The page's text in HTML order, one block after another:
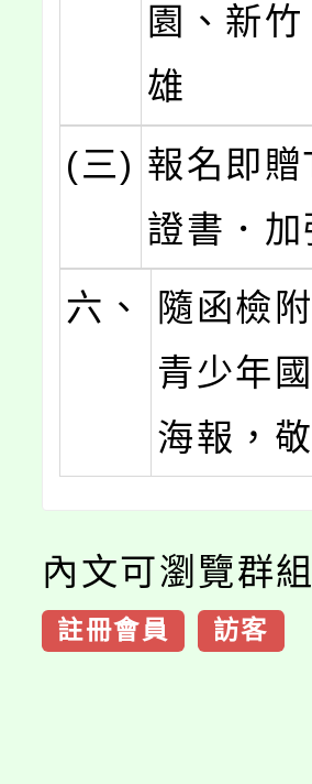
園、新
雄
(三) 報名即
證書．
六、
隨函檢
青少年
海報，
內文可瀏覽群組
註冊會員 訪客